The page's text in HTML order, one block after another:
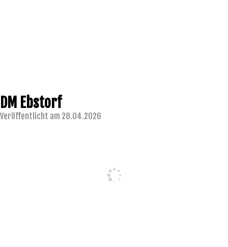
DM Ebstorf
Veröffentlicht am 28.04.2026